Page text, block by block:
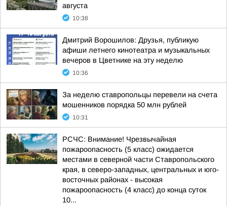
августа
10:38
Дмитрий Ворошилов: Друзья, публикую
афиши летнего кинотеатра и музыкальных
вечеров в Цветнике на эту неделю
10:36
За неделю ставропольцы перевели на счета
мошенников порядка 50 млн рублей
10:31
РСЧС: Внимание! Чрезвычайная
пожароопасность (5 класс) ожидается
местами в северной части Ставропольского
края, в северо-западных, центральных и юго-
восточных районах - высокая
пожароопасность (4 класс) до конца суток
10...